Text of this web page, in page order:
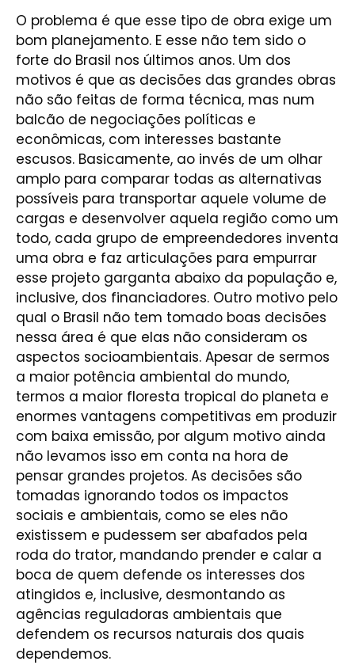
O problema é que esse tipo de obra exige um
bom planejamento. E esse não tem sido o
forte do Brasil nos últimos anos. Um dos
motivos é que as decisões das grandes obras
não são feitas de forma técnica, mas num
balcão de negociações políticas e
econômicas, com interesses bastante
escusos. Basicamente, ao invés de um olhar
amplo para comparar todas as alternativas
possíveis para transportar aquele volume de
cargas e desenvolver aquela região como um
todo, cada grupo de empreendedores inventa
uma obra e faz articulações para empurrar
esse projeto garganta abaixo da população e,
inclusive, dos financiadores. Outro motivo pelo
qual o Brasil não tem tomado boas decisões
nessa área é que elas não consideram os
aspectos socioambientais. Apesar de sermos
a maior potência ambiental do mundo,
termos a maior floresta tropical do planeta e
enormes vantagens competitivas em produzir
com baixa emissão, por algum motivo ainda
não levamos isso em conta na hora de
pensar grandes projetos. As decisões são
tomadas ignorando todos os impactos
sociais e ambientais, como se eles não
existissem e pudessem ser abafados pela
roda do trator, mandando prender e calar a
boca de quem defende os interesses dos
atingidos e, inclusive, desmontando as
agências reguladoras ambientais que
defendem os recursos naturais dos quais
dependemos.